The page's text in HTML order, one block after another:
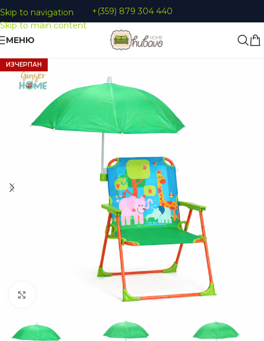
Skip to navigation
Skip to main content
+(359) 879 304 440
МЕНЮ
ИЗЧЕРПАН